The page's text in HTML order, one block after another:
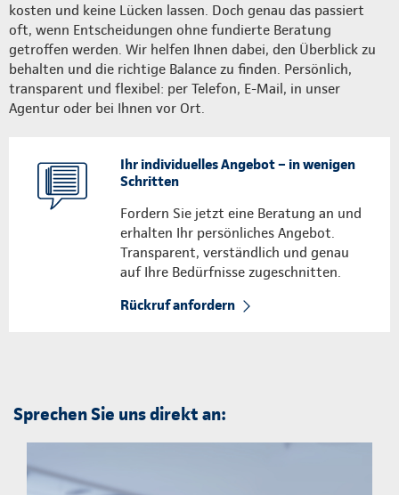
kosten und keine Lücken lassen. Doch genau das passiert
oft, wenn Entscheidungen ohne fundierte Beratung
getroffen werden. Wir helfen Ihnen dabei, den Überblick zu
behalten und die richtige Balance zu finden. Persönlich,
transparent und flexibel: per Telefon, E-Mail, in unser
Agentur oder bei Ihnen vor Ort.
Ihr individuelles Angebot – in wenigen
Schritten
Fordern Sie jetzt eine Beratung an und
erhalten Ihr persönliches Angebot.
Transparent, verständlich und genau
auf Ihre Bedürfnisse zugeschnitten.
Rückruf anfordern
Sprechen Sie uns direkt an: